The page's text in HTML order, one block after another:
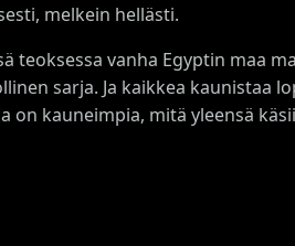
melkein hellästi.
teoksessa vanha Egyptin maa
sarja. Ja kaikkea kaunistaa
kauneimpia, mitä yleensä